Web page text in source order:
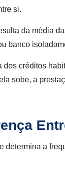
si.
da média
banco
dos créditos
sobe, a
determina a